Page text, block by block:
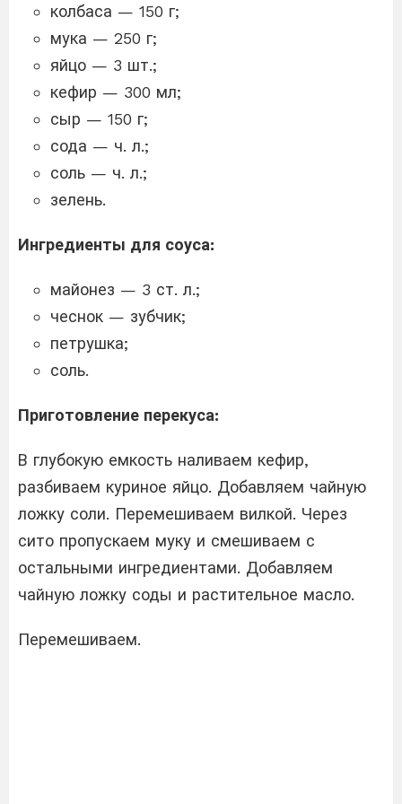
колбаса — 150 г;
мука — 250 г;
яйцо — 3 шт.;
кефир — 300 мл;
сыр — 150 г;
сода — ч. л.;
соль — ч. л.;
зелень.
Ингредиенты для соуса:
майонез — 3 ст. л.;
чеснок — зубчик;
петрушка;
соль.
Приготовление перекуса:
В глубокую емкость наливаем кефир,
разбиваем куриное яйцо. Добавляем чайную
ложку соли. Перемешиваем вилкой. Через
сито пропускаем муку и смешиваем с
остальными ингредиентами. Добавляем
чайную ложку соды и растительное масло.
Перемешиваем.